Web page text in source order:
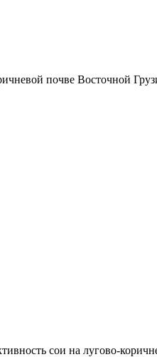
почве Восточной
сои на лугово-